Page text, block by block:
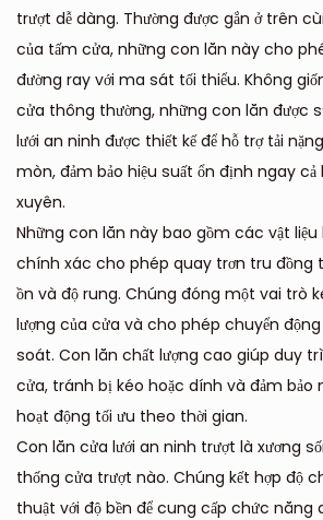
trượt dễ dàng. Thường được gắn ở trên
của tấm cửa, những con lăn này cho
đường ray với ma sát tối thiểu. Không
cửa thông thường, những con lăn được
lưới an ninh được thiết kế để hỗ trợ tải
mòn, đảm bảo hiệu suất ổn định ngay cả
xuyên.
Những con lăn này bao gồm các vật liệu
chính xác cho phép quay trơn tru đồng
ồn và độ rung. Chúng đóng một vai trò
lượng của cửa và cho phép chuyển
soát. Con lăn chất lượng cao giúp duy
cửa, tránh bị kéo hoặc dính và đảm bảo
hoạt động tối ưu theo thời gian.
Con lăn cửa lưới an ninh trượt là xương
thống cửa trượt nào. Chúng kết hợp độ
thuật với độ bền để cung cấp chức năng